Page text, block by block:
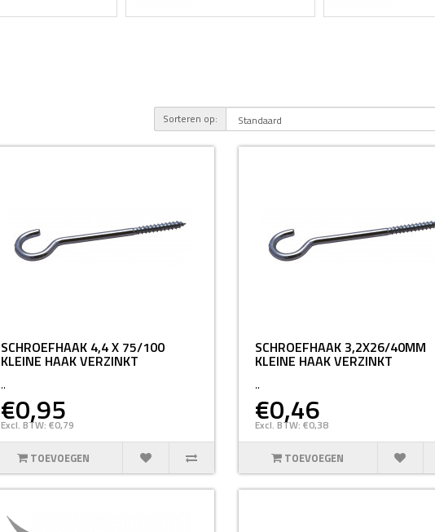
Sorteren op:
SCHROEFHAAK 4,4 X 75/100
KLEINE HAAK VERZINKT
..
€0,95
Excl. BTW: €0,79
TOEVOEGEN
SCHROEFHAAK 3,2X26/40MM
KLEINE HAAK VERZINKT
..
€0,46
Excl. BTW: €0,38
TOEVOEGEN